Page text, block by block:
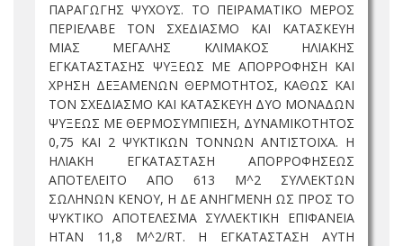
ΠΑΡΑΓΩΓΗΣ ΨΥΧΟΥΣ. ΤΟ ΠΕΙΡΑΜΑΤΙΚΟ ΜΕΡΟΣ
ΠΕΡΙΕΛΑΒΕ ΤΟΝ ΣΧΕΔΙΑΣΜΟ ΚΑΙ ΚΑΤΑΣΚΕΥΗ
ΜΙΑΣ ΜΕΓΑΛΗΣ ΚΛΙΜΑΚΟΣ ΗΛΙΑΚΗΣ
ΕΓΚΑΤΑΣΤΑΣΗΣ ΨΥΞΕΩΣ ΜΕ ΑΠΟΡΡΟΦΗΣΗ ΚΑΙ
ΧΡΗΣΗ ΔΕΞΑΜΕΝΩΝ ΘΕΡΜΟΤΗΤΟΣ, ΚΑΘΩΣ ΚΑΙ
ΤΟΝ ΣΧΕΔΙΑΣΜΟ ΚΑΙ ΚΑΤΑΣΚΕΥΗ ΔΥΟ ΜΟΝΑΔΩΝ
ΨΥΞΕΩΣ ΜΕ ΘΕΡΜΟΣΥΜΠΙΕΣΗ, ΔΥΝΑΜΙΚΟΤΗΤΟΣ
0,75 ΚΑΙ 2 ΨΥΚΤΙΚΩΝ ΤΟΝΝΩΝ ΑΝΤΙΣΤΟΙΧΑ. Η
ΗΛΙΑΚΗ ΕΓΚΑΤΑΣΤΑΣΗ ΑΠΟΡΡΟΦΗΣΕΩΣ
ΑΠΟΤΕΛΕΙΤΟ ΑΠΟ 613 M^2 ΣΥΛΛΕΚΤΩΝ
ΣΩΛΗΝΩΝ ΚΕΝΟΥ, Η ΔΕ ΑΝΗΓΜΕΝΗ ΩΣ ΠΡΟΣ ΤΟ
ΨΥΚΤΙΚΟ ΑΠΟΤΕΛΕΣΜΑ ΣΥΛΛΕΚΤΙΚΗ ΕΠΙΦΑΝΕΙΑ
ΗΤΑΝ 11,8 M^2/RT. Η ΕΓΚΑΤΑΣΤΑΣΗ ΑΥΤΗ